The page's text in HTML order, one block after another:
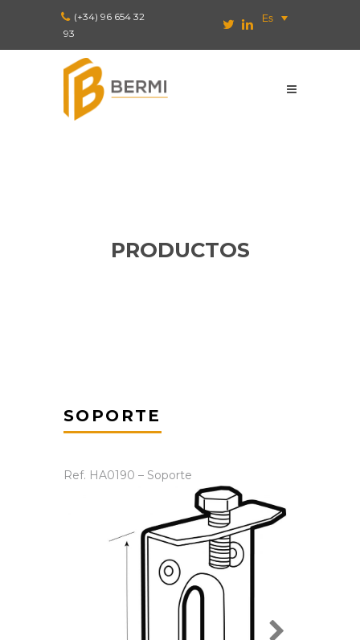
(+34) 96 654 32
93
Es
PRODUCTOS
SOPORTE
Ref. HA0190 – Soporte